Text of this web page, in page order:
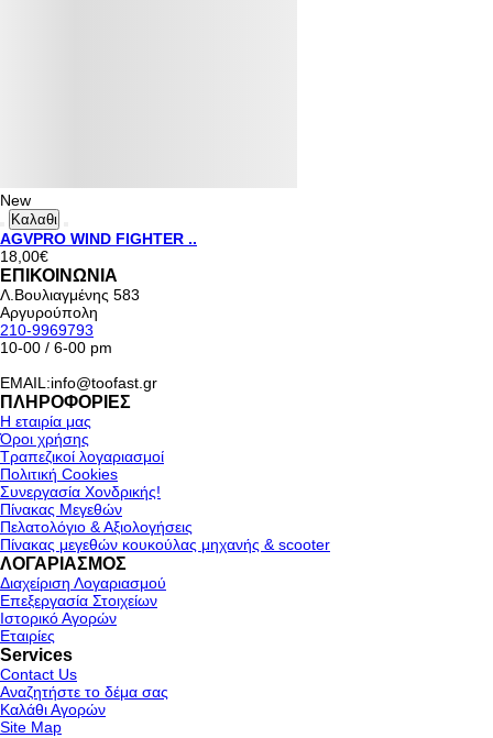
New
Καλαθι
AGVPRO WIND FIGHTER ..
18,00€
ΕΠΙΚΟΙΝΩΝΙΑ
Λ.Βουλιαγμένης 583
Αργυρούπολη
210-9969793
10-00 / 6-00 pm
EMAIL:info@toofast.gr
ΠΛΗΡΟΦΟΡΙΕΣ
Η εταιρία μας
Όροι χρήσης
Τραπεζικοί λογαριασμοί
Πολιτική Cookies
Συνεργασία Χονδρικής!
Πίνακας Μεγεθών
Πελατολόγιο & Αξιολογήσεις
Πίνακας μεγεθών κουκούλας μηχανής & scooter
ΛΟΓΑΡΙΑΣΜΟΣ
Διαχείριση Λογαριασμού
Επεξεργασία Στοιχείων
Ιστορικό Αγορών
Εταιρίες
Services
Contact Us
Αναζητήστε το δέμα σας
Καλάθι Αγορών
Site Map